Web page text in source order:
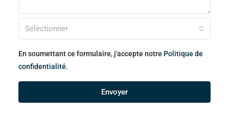
Sélectionner
En soumettant ce formulaire, j'accepte notre Politique de
confidentialité.
Envoyer